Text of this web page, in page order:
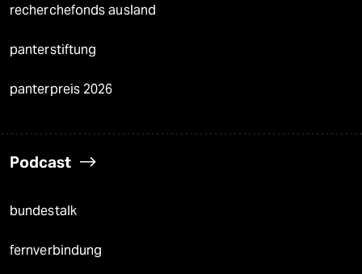
recherchefonds ausland
panterstiftung
panterpreis 2026
Podcast
bundestalk
fernverbindung